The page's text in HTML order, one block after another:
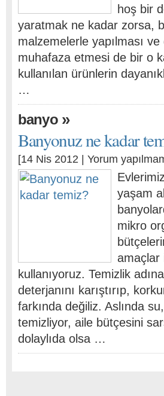
hoş bir
yaratmak ne kadar zorsa,
malzemelerle yapılması
muhafaza etmesi de bir o
kullanılan ürünlerin
…
banyo»
Banyonuz ne kadar
[14 Nis 2012 | Yorum
yaşam
mikro
amaçlar
kullanıyoruz. Temizlik
deterjanını karıştırıp,
farkında değiliz. Aslında
temizliyor, aile bütçesini
dolaylıda olsa …